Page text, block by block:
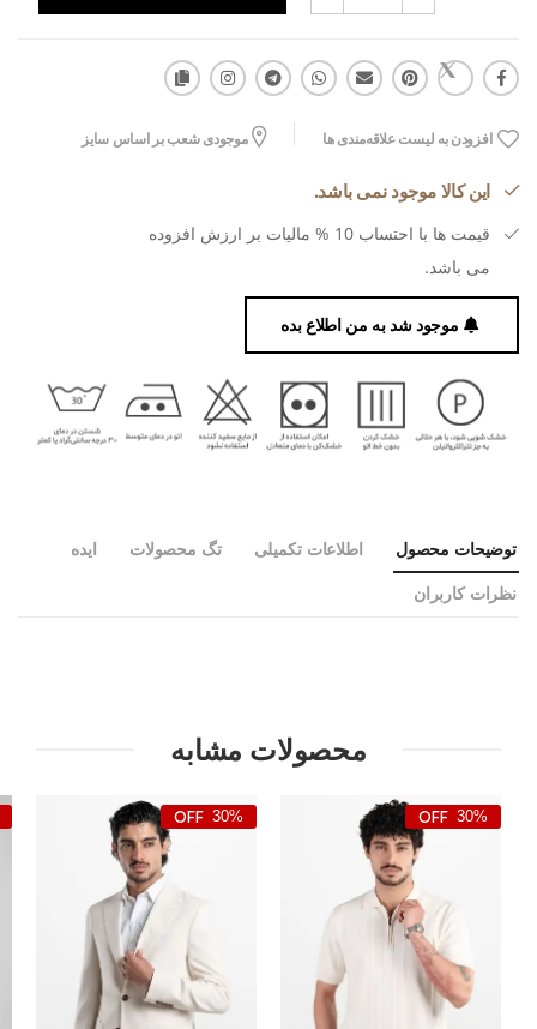
افزودن به لیست علاقه‌مندی ها موجودی شعب بر اساس سایز
این کالا موجود نمی باشد.
قیمت ها با احتساب 10 % مالیات بر ارزش افزوده
می باشد.
موجود شد به من اطلاع بده
توضیحات محصول اطلاعات تکمیلی تگ محصولات ایده
نظرات کاربران
محصولات مشابه
30%
30%